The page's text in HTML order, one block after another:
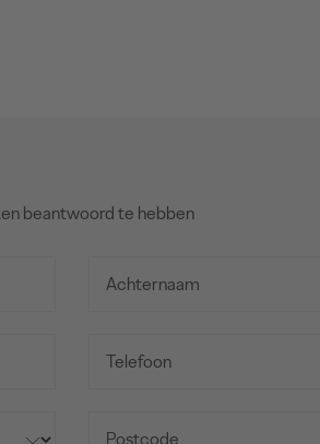
beantwoord te hebben